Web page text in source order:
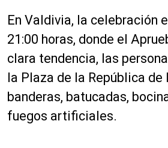
En Valdivia, la celebración
21:00 horas, donde el
clara tendencia, las
la Plaza de la República de
banderas, batucadas,
fuegos artificiales.